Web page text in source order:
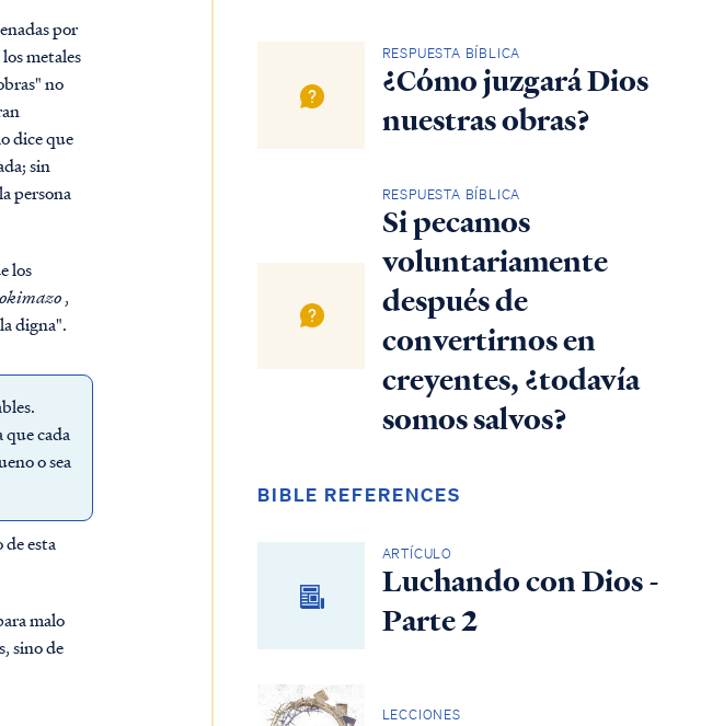
por
metales
no
dice que
sin
persona
los
,
digna".
que cada
o sea
esta
malo
sino de
RESPUESTA BÍBLICA
¿Cómo juzgará Dios
nuestras obras?
RESPUESTA BÍBLICA
Si pecamos
voluntariamente
después de
convertirnos en
creyentes, ¿todavía
somos salvos?
BIBLE REFERENCES
ARTÍCULO
Luchando con Dios -
Parte 2
LECCIONES